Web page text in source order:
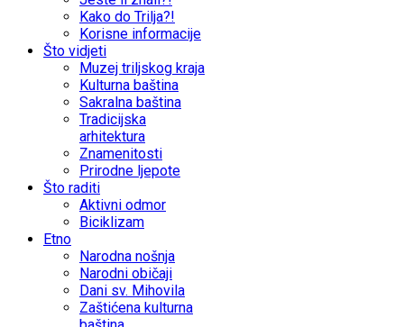
Kako do Trilja?!
Korisne informacije
Što vidjeti
Muzej triljskog kraja
Kulturna baština
Sakralna baština
Tradicijska
arhitektura
Znamenitosti
Prirodne ljepote
Što raditi
Aktivni odmor
Biciklizam
Etno
Narodna nošnja
Narodni običaji
Dani sv. Mihovila
Zaštićena kulturna